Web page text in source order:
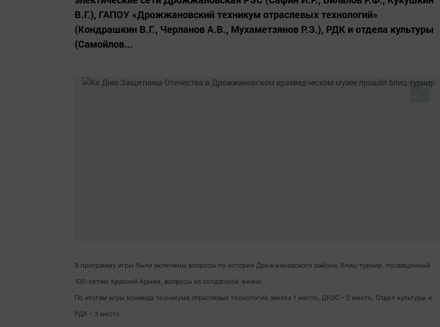
В.Г.), ГАПОУ «Дрожжановский техникум отраслевых технологий»
(Кондрашкин В.Г., Черланов А.В., Мухаметзянов Р.З.), РДК и отдела культуры
(Самойлов...
В программу игры были включены вопросы по истории Дрожжановского района, блиц-турнир, посвященный
100-летию Красной Армии, вопросы из солдатской жизни.
По итогам игры команда техникума отраслевых технологий заняла 1 место, ДРЭС - 2 место, Отдел культуры и
РДК - 3 место.